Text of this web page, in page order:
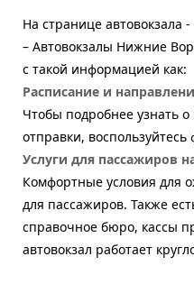
На странице автовокзала
– Автовокзалы Нижние
с такой информацией как:
Расписание и
Чтобы подробнее узнать
отправки,
Услуги для пассажиров
Комфортные условия для
для пассажиров. Также
справочное бюро, кассы
автовокзал работает